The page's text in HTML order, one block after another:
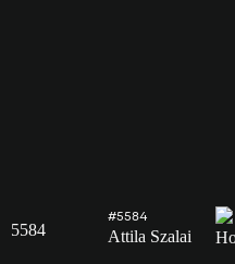
5584
#5584
Attila Szalai